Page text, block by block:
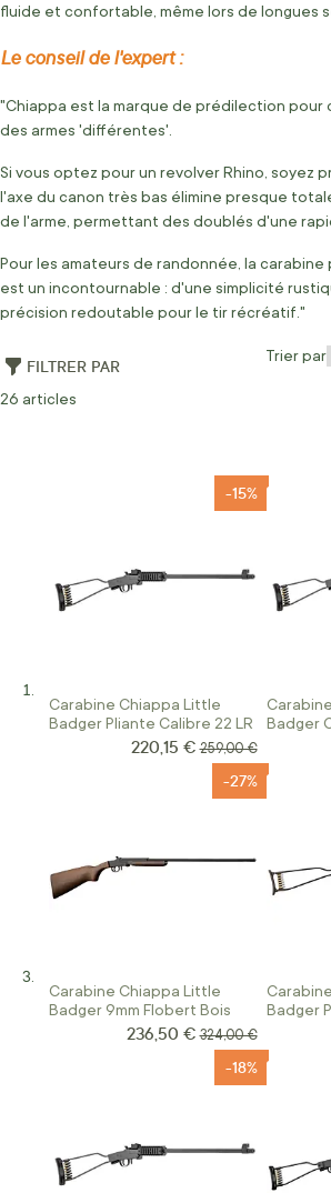
fluide et confortable, même lors de longues
Le conseil de l'expert :
"Chiappa est la marque de prédilection pour
des armes 'différentes'.
Si vous optez pour un revolver Rhino, soyez
l'axe du canon très bas élimine presque
de l'arme, permettant des doublés d'une
Pour les amateurs de randonnée, la
est un incontournable : d'une simplicité
précision redoutable pour le tir récréatif."
FILTRER PAR
26 articles
Trier par
Carabine Chiappa Little
Badger Pliante Calibre 22 LR
-15%
Prix Spécial
220,15 € Prix normal
259,00 €
Badger
Carabine Chiappa Little
Badger 9mm Flobert Bois
-27%
Prix Spécial
236,50 € Prix normal
324,00 €
Badger
-18%